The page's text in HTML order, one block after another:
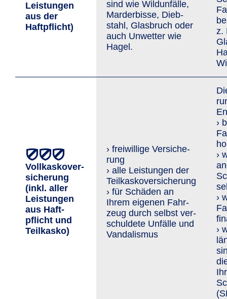
Leis­tungen
aus der
Haftpflicht)
sind wie Wild­unfälle,
Marder­bisse, Dieb­
stahl, Glasbruch oder
auch Un­wetter wie
Hagel.
z.
Vollkaskover­
sicherung
(inkl. aller
Leis­tungen
aus Haft­
pflicht und
Teil­kasko)
› freiwillige Ver­siche­
rung
› alle Leistungen der
Teilkaskoversicherung
› für Schäden an
Ihrem eigenen Fahr­
zeug durch selbst ver­
schuldete Unfälle und
Van­da­lis­mus
›
›
›
›